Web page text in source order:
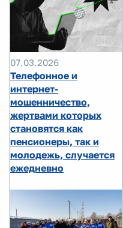
07.03.2026
Телефонное и
интернет-
мошенничество,
жертвами которых
становятся как
пенсионеры, так и
молодежь, случается
ежедневно